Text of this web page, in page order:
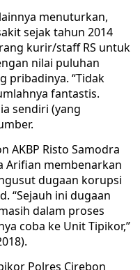
menuturkan,
sejak tahun 2014
kurir/staff RS untuk
nilai puluhan
pribadinya. “Tidak
fantastis.
sendiri (yang
AKBP Risto Samodra
Arifian membenarkan
dugaan korupsi
“Sejauh ini dugaan
dalam proses
coba ke Unit Tipikor,”
Polres Cirebon